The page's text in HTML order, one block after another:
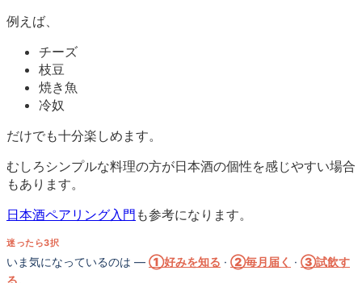
例えば、
チーズ
枝豆
焼き魚
冷奴
だけでも十分楽しめます。
むしろシンプルな料理の方が日本酒の個性を感じやすい場合
もあります。
日本酒ペアリング入門 も参考になります。
迷ったら3択
いま気になっているのは — ①好みを知る · ②毎月届く · ③試飲す